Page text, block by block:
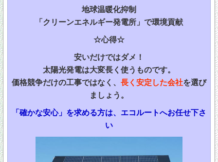
地球温暖化抑制
「クリーンエネルギー発電所」で環境貢献
☆心得☆
安いだけではダメ！
太陽光発電は大変長く使うものです。
価格競争だけの工事ではなく、 長く安定した会社を選び
ましょう。
「確かな安心」を求める方は、エコルートへお任せ下さ
い